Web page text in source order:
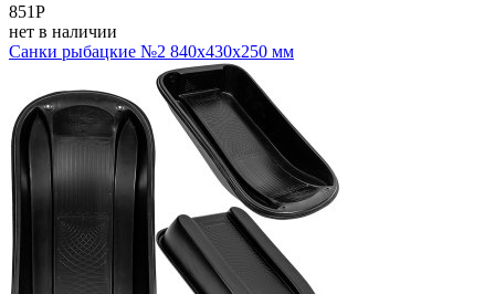
851Р
нет в наличии
Санки рыбацкие №2 840х430х250 мм